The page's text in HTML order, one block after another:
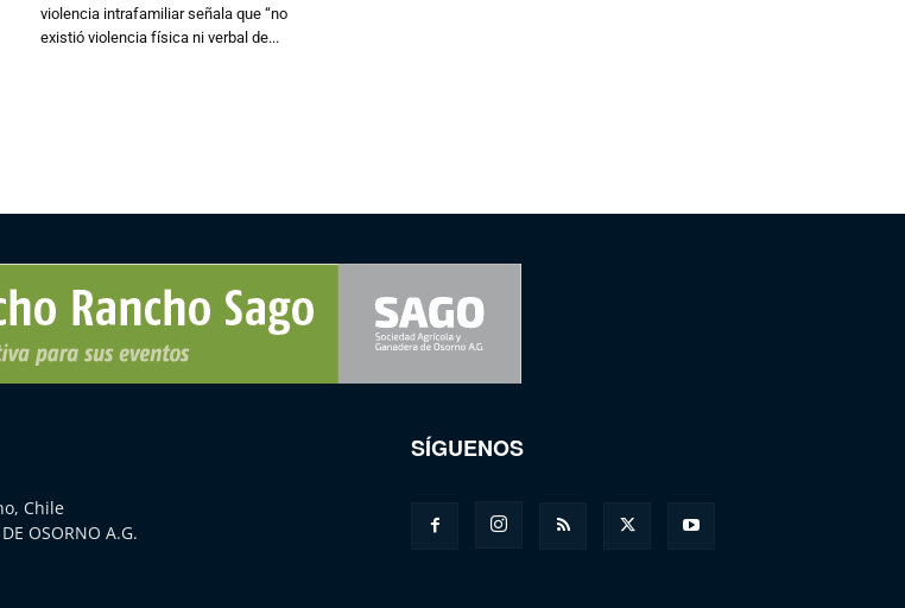
violencia intrafamiliar señala que “no
existió violencia física ni verbal de...
Chile
OSORNO A.G.
SÍGUENOS